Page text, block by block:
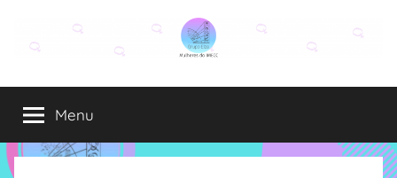
conteúdo
Grupo
Elza
Elza
é
formado
Menu